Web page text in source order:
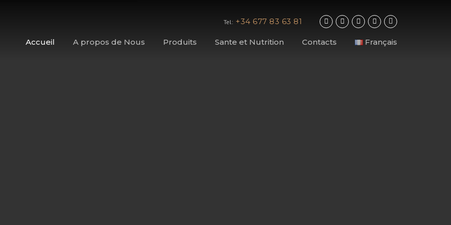
Tel: +34 677 83 63 81
Accueil A propos de Nous Produits Sante et Nutrition Contacts Français